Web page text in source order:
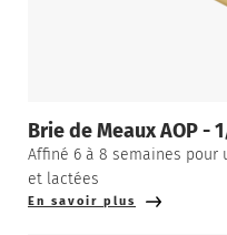
Brie de Meaux AOP -
Affiné 6 à 8 semaines pour
et lactées
En savoir plus